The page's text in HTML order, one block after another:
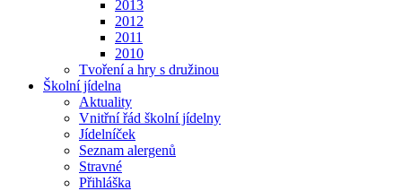
2013
2012
2011
2010
Tvoření a hry s družinou
Školní jídelna
Aktuality
Vnitřní řád školní jídelny
Jídelníček
Seznam alergenů
Stravné
Přihláška